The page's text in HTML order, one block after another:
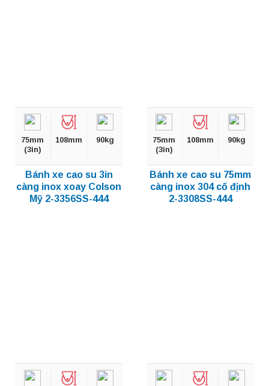
75mm
(3in)
108mm 90kg
Bánh xe cao su 3in
càng inox xoay Colson
Mỹ 2-3356SS-444
75mm
(3in)
108mm 90kg
Bánh xe cao su 75mm
càng inox 304 cố định
2-3308SS-444